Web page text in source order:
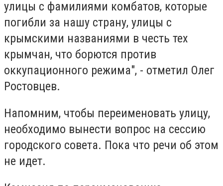
улицы с фамилиями комбатов, которые
погибли за нашу страну, улицы с
крымскими названиями в честь тех
крымчан, что борются против
оккупационного режима", - отметил Олег
Ростовцев.
Напомним, чтобы переименовать улицу,
необходимо вынести вопрос на сессию
городского совета. Пока что речи об этом
не идет.